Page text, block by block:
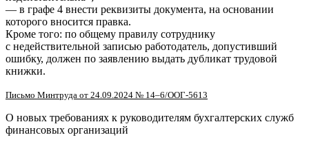
— в графе 4 внести реквизиты документа, на основании
которого вносится правка.
Кроме того: по общему правилу сотруднику
с недействительной записью работодатель, допустивший
ошибку, должен по заявлению выдать дубликат трудовой
книжки.
Письмо Минтруда от 24.09.2024 № 14–6/ООГ-5613
О новых требованиях к руководителям бухгалтерских служб
финансовых организаций